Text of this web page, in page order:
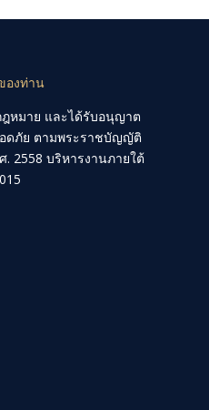
องท่าน
ฎหมาย และได้รับอนุญาต
ดภัย ตามพระราชบัญญัติ
2558 บริหารงานภายใต้